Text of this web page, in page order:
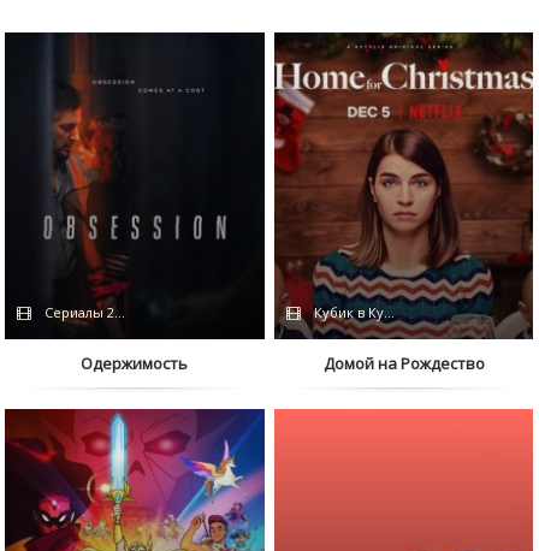
Сериалы 2023 / Дубляж / Netflix
Одержимость
Кубик в Кубе / Дубляж
Домой на Рождество